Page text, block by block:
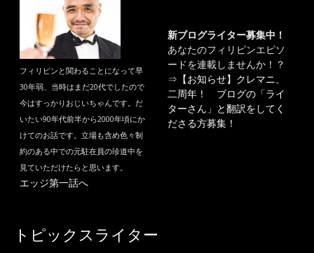
フィリピンと関わることになって早
30年弱、当時はまだ20代でしたので
今はすっかりおじいちゃんです。だ
いたい90年代前半から2000年頃にか
けてのお話です。立場も含め色々制
約のある中での元駐在員の珍道中を
見ていただけたらと思います。
エッジ第一話へ
新ブログライター募集中！
あなたのフィリピンエピソ
ードを連載しませんか！？
⇒ 【お知らせ】クレマニ、
二周年！ ブログの「ライ
ターさん」と翻訳をしてく
ださる方募集！
トピックスライター